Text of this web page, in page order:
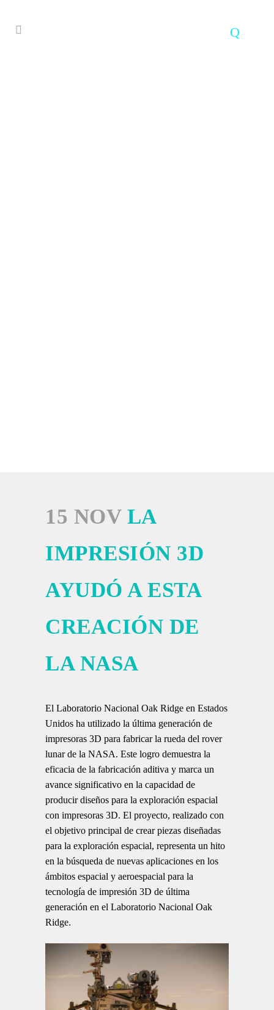
15 NOVLA
IMPRESIÓN 3D
AYUDÓ A ESTA
CREACIÓN DE
LA NASA
El Laboratorio Nacional Oak Ridge en Estados
Unidos ha utilizado la última generación de
impresoras 3D para fabricar la rueda del rover
lunar de la NASA. Este logro demuestra la
eficacia de la fabricación aditiva y marca un
avance significativo en la capacidad de
producir diseños para la exploración espacial
con impresoras 3D. El proyecto, realizado con
el objetivo principal de crear piezas diseñadas
para la exploración espacial, representa un hito
en la búsqueda de nuevas aplicaciones en los
ámbitos espacial y aeroespacial para la
tecnología de impresión 3D de última
generación en el Laboratorio Nacional Oak
Ridge.